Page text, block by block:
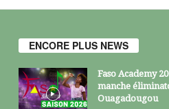
ENCORE PLUS NEWS
Faso Academy
manche
Ouagadougou